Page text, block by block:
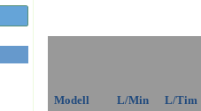
MOdell L/min L/tim